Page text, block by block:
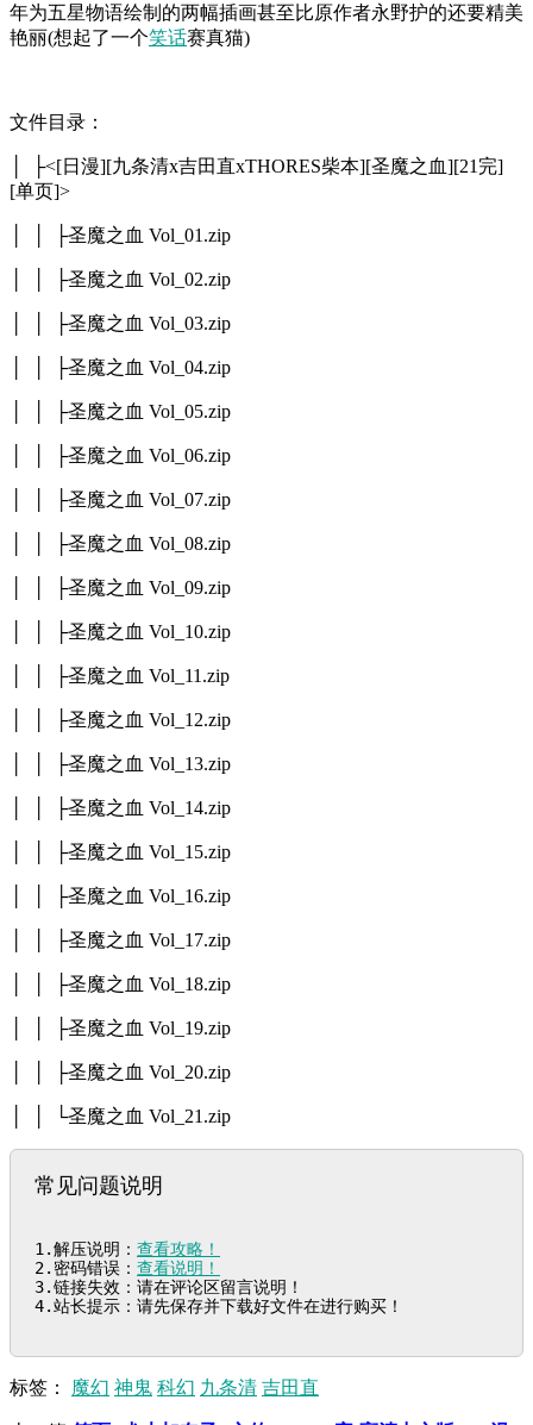
年为五星物语绘制的两幅插画甚至比原作者永野护的还要精美
艳丽(想起了一个笑话赛真猫)
文件目录：
│ ├<[日漫][九条清x吉田直xTHORES柴本][圣魔之血][21完]
[单页]>
│ │ ├圣魔之血 Vol_01.zip
│ │ ├圣魔之血 Vol_02.zip
│ │ ├圣魔之血 Vol_03.zip
│ │ ├圣魔之血 Vol_04.zip
│ │ ├圣魔之血 Vol_05.zip
│ │ ├圣魔之血 Vol_06.zip
│ │ ├圣魔之血 Vol_07.zip
│ │ ├圣魔之血 Vol_08.zip
│ │ ├圣魔之血 Vol_09.zip
│ │ ├圣魔之血 Vol_10.zip
│ │ ├圣魔之血 Vol_11.zip
│ │ ├圣魔之血 Vol_12.zip
│ │ ├圣魔之血 Vol_13.zip
│ │ ├圣魔之血 Vol_14.zip
│ │ ├圣魔之血 Vol_15.zip
│ │ ├圣魔之血 Vol_16.zip
│ │ ├圣魔之血 Vol_17.zip
│ │ ├圣魔之血 Vol_18.zip
│ │ ├圣魔之血 Vol_19.zip
│ │ ├圣魔之血 Vol_20.zip
│ │ └圣魔之血 Vol_21.zip
常见问题说明
1.解压说明： 查看攻略！
2.密码错误： 查看说明！
3.链接失效：请在评论区留言说明！
4.站长提示：请先保存并下载好文件在进行购买！
标签： 魔幻 神鬼 科幻 九条清 吉田直